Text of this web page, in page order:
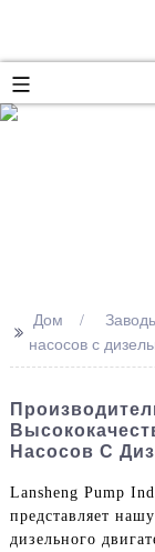
>> Дом
насосов с
Насосов С
Lansheng Pump
представляет
дизельного